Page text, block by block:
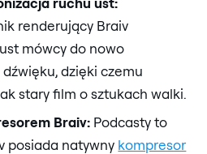
renderujący Braiv
mówcy do nowo
dzięki czemu
stary film o sztukach walki.
Braiv: Podcasty to
posiada natywny kompresor